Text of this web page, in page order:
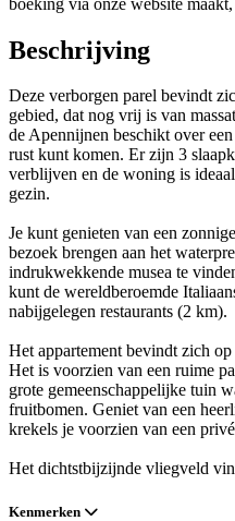
Beschrijving
Deze verborgen parel bevindt
gebied, dat nog vrij is van
de Apennijnen beschikt over
rust kunt komen. Er zijn 3
verblijven en de woning is
gezin.
Je kunt genieten van een
bezoek brengen aan het
indrukwekkende musea te
kunt de wereldberoemde
nabijgelegen restaurants (2 km).
Het appartement bevindt zich
Het is voorzien van een ruime
grote gemeenschappelijke tuin
fruitbomen. Geniet van een
krekels je voorzien van een
Het dichtstbijzijnde vliegveld
Kenmerken